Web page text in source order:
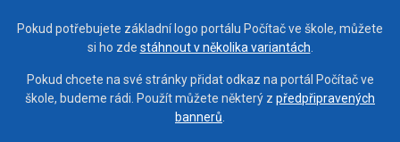
Pokud potřebujete základní logo portálu Počítač ve škole, můžete
si ho zde stáhnout v několika variantách
Pokud chcete na své stránky přidat odkaz na portál Počítač ve
škole, budeme rádi. Použít můžete některý z předpřipravených
bannerů